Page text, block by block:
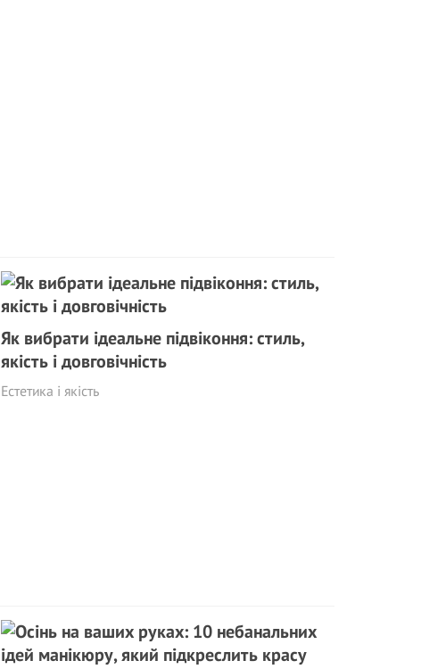
Як вибрати ідеальне підвіконня: стиль,
якість і довговічність
Естетика і якість